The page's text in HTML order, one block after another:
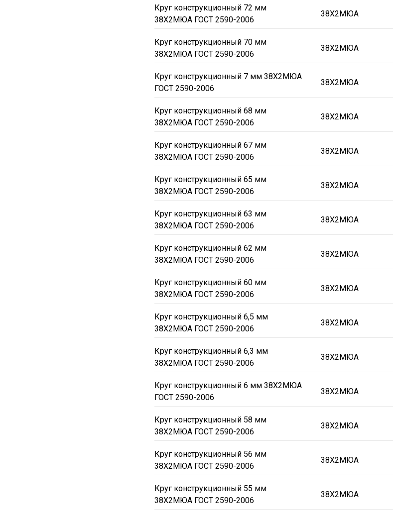
Круг конструкционный 72 мм
38Х2МЮА ГОСТ 2590-2006
38Х2МЮА
Круг конструкционный 70 мм
38Х2МЮА ГОСТ 2590-2006
38Х2МЮА
Круг конструкционный 7 мм 38Х2МЮА
ГОСТ 2590-2006
38Х2МЮА
Круг конструкционный 68 мм
38Х2МЮА ГОСТ 2590-2006
38Х2МЮА
Круг конструкционный 67 мм
38Х2МЮА ГОСТ 2590-2006
38Х2МЮА
Круг конструкционный 65 мм
38Х2МЮА ГОСТ 2590-2006
38Х2МЮА
Круг конструкционный 63 мм
38Х2МЮА ГОСТ 2590-2006
38Х2МЮА
Круг конструкционный 62 мм
38Х2МЮА ГОСТ 2590-2006
38Х2МЮА
Круг конструкционный 60 мм
38Х2МЮА ГОСТ 2590-2006
38Х2МЮА
Круг конструкционный 6,5 мм
38Х2МЮА ГОСТ 2590-2006
38Х2МЮА
Круг конструкционный 6,3 мм
38Х2МЮА ГОСТ 2590-2006
38Х2МЮА
Круг конструкционный 6 мм 38Х2МЮА
ГОСТ 2590-2006
38Х2МЮА
Круг конструкционный 58 мм
38Х2МЮА ГОСТ 2590-2006
38Х2МЮА
Круг конструкционный 56 мм
38Х2МЮА ГОСТ 2590-2006
38Х2МЮА
Круг конструкционный 55 мм
38Х2МЮА ГОСТ 2590-2006
38Х2МЮА